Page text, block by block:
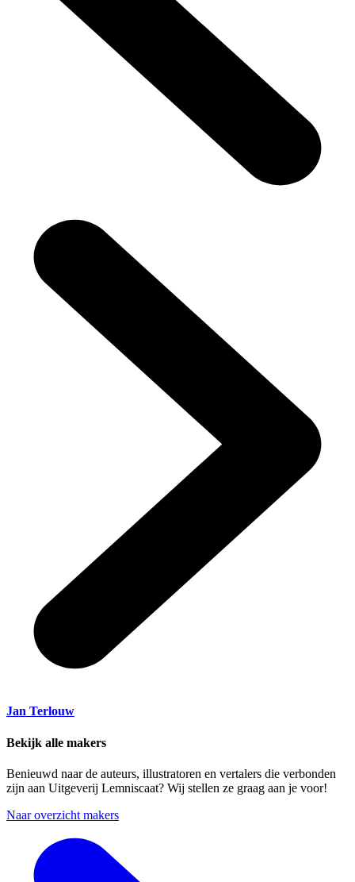
Jan Terlouw
Bekijk alle makers
Benieuwd naar de auteurs, illustratoren en vertalers die verbonden
zijn aan Uitgeverij Lemniscaat? Wij stellen ze graag aan je voor!
Naar overzicht makers